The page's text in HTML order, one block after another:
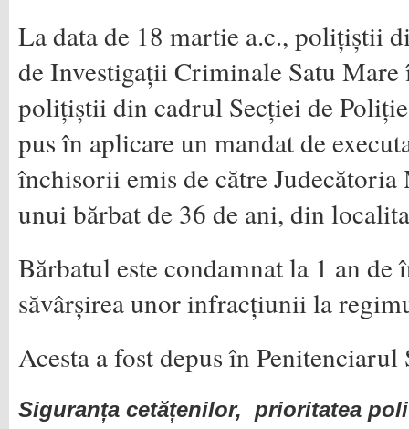
La data de 18 martie a.c., polițiștii
de Investigații Criminale Satu Mare
polițiștii din cadrul Secției de
pus în aplicare un mandat de
închisorii emis de către
unui bărbat de 36 de ani, din
Bărbatul este condamnat la 1 an de
săvârșirea unor infracțiunii la
Acesta a fost depus în Penitenciarul
Siguranța cetățenilor, prioritatea